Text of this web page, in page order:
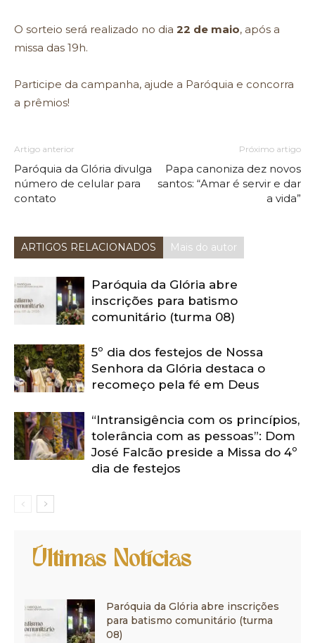
O sorteio será realizado no dia 22 de maio, após a
missa das 19h.
Participe da campanha, ajude a Paróquia e concorra
a prêmios!
Artigo anterior
Paróquia da Glória divulga
número de celular para
contato
Próximo artigo
Papa canoniza dez novos
santos: “Amar é servir e dar
a vida”
ARTIGOS RELACIONADOS Mais do autor
Paróquia da Glória abre
inscrições para batismo
comunitário (turma 08)
5º dia dos festejos de Nossa
Senhora da Glória destaca o
recomeço pela fé em Deus
“Intransigência com os princípios,
tolerância com as pessoas”: Dom
José Falcão preside a Missa do 4º
dia de festejos
Últimas Notícias
Paróquia da Glória abre inscrições
para batismo comunitário (turma
08)